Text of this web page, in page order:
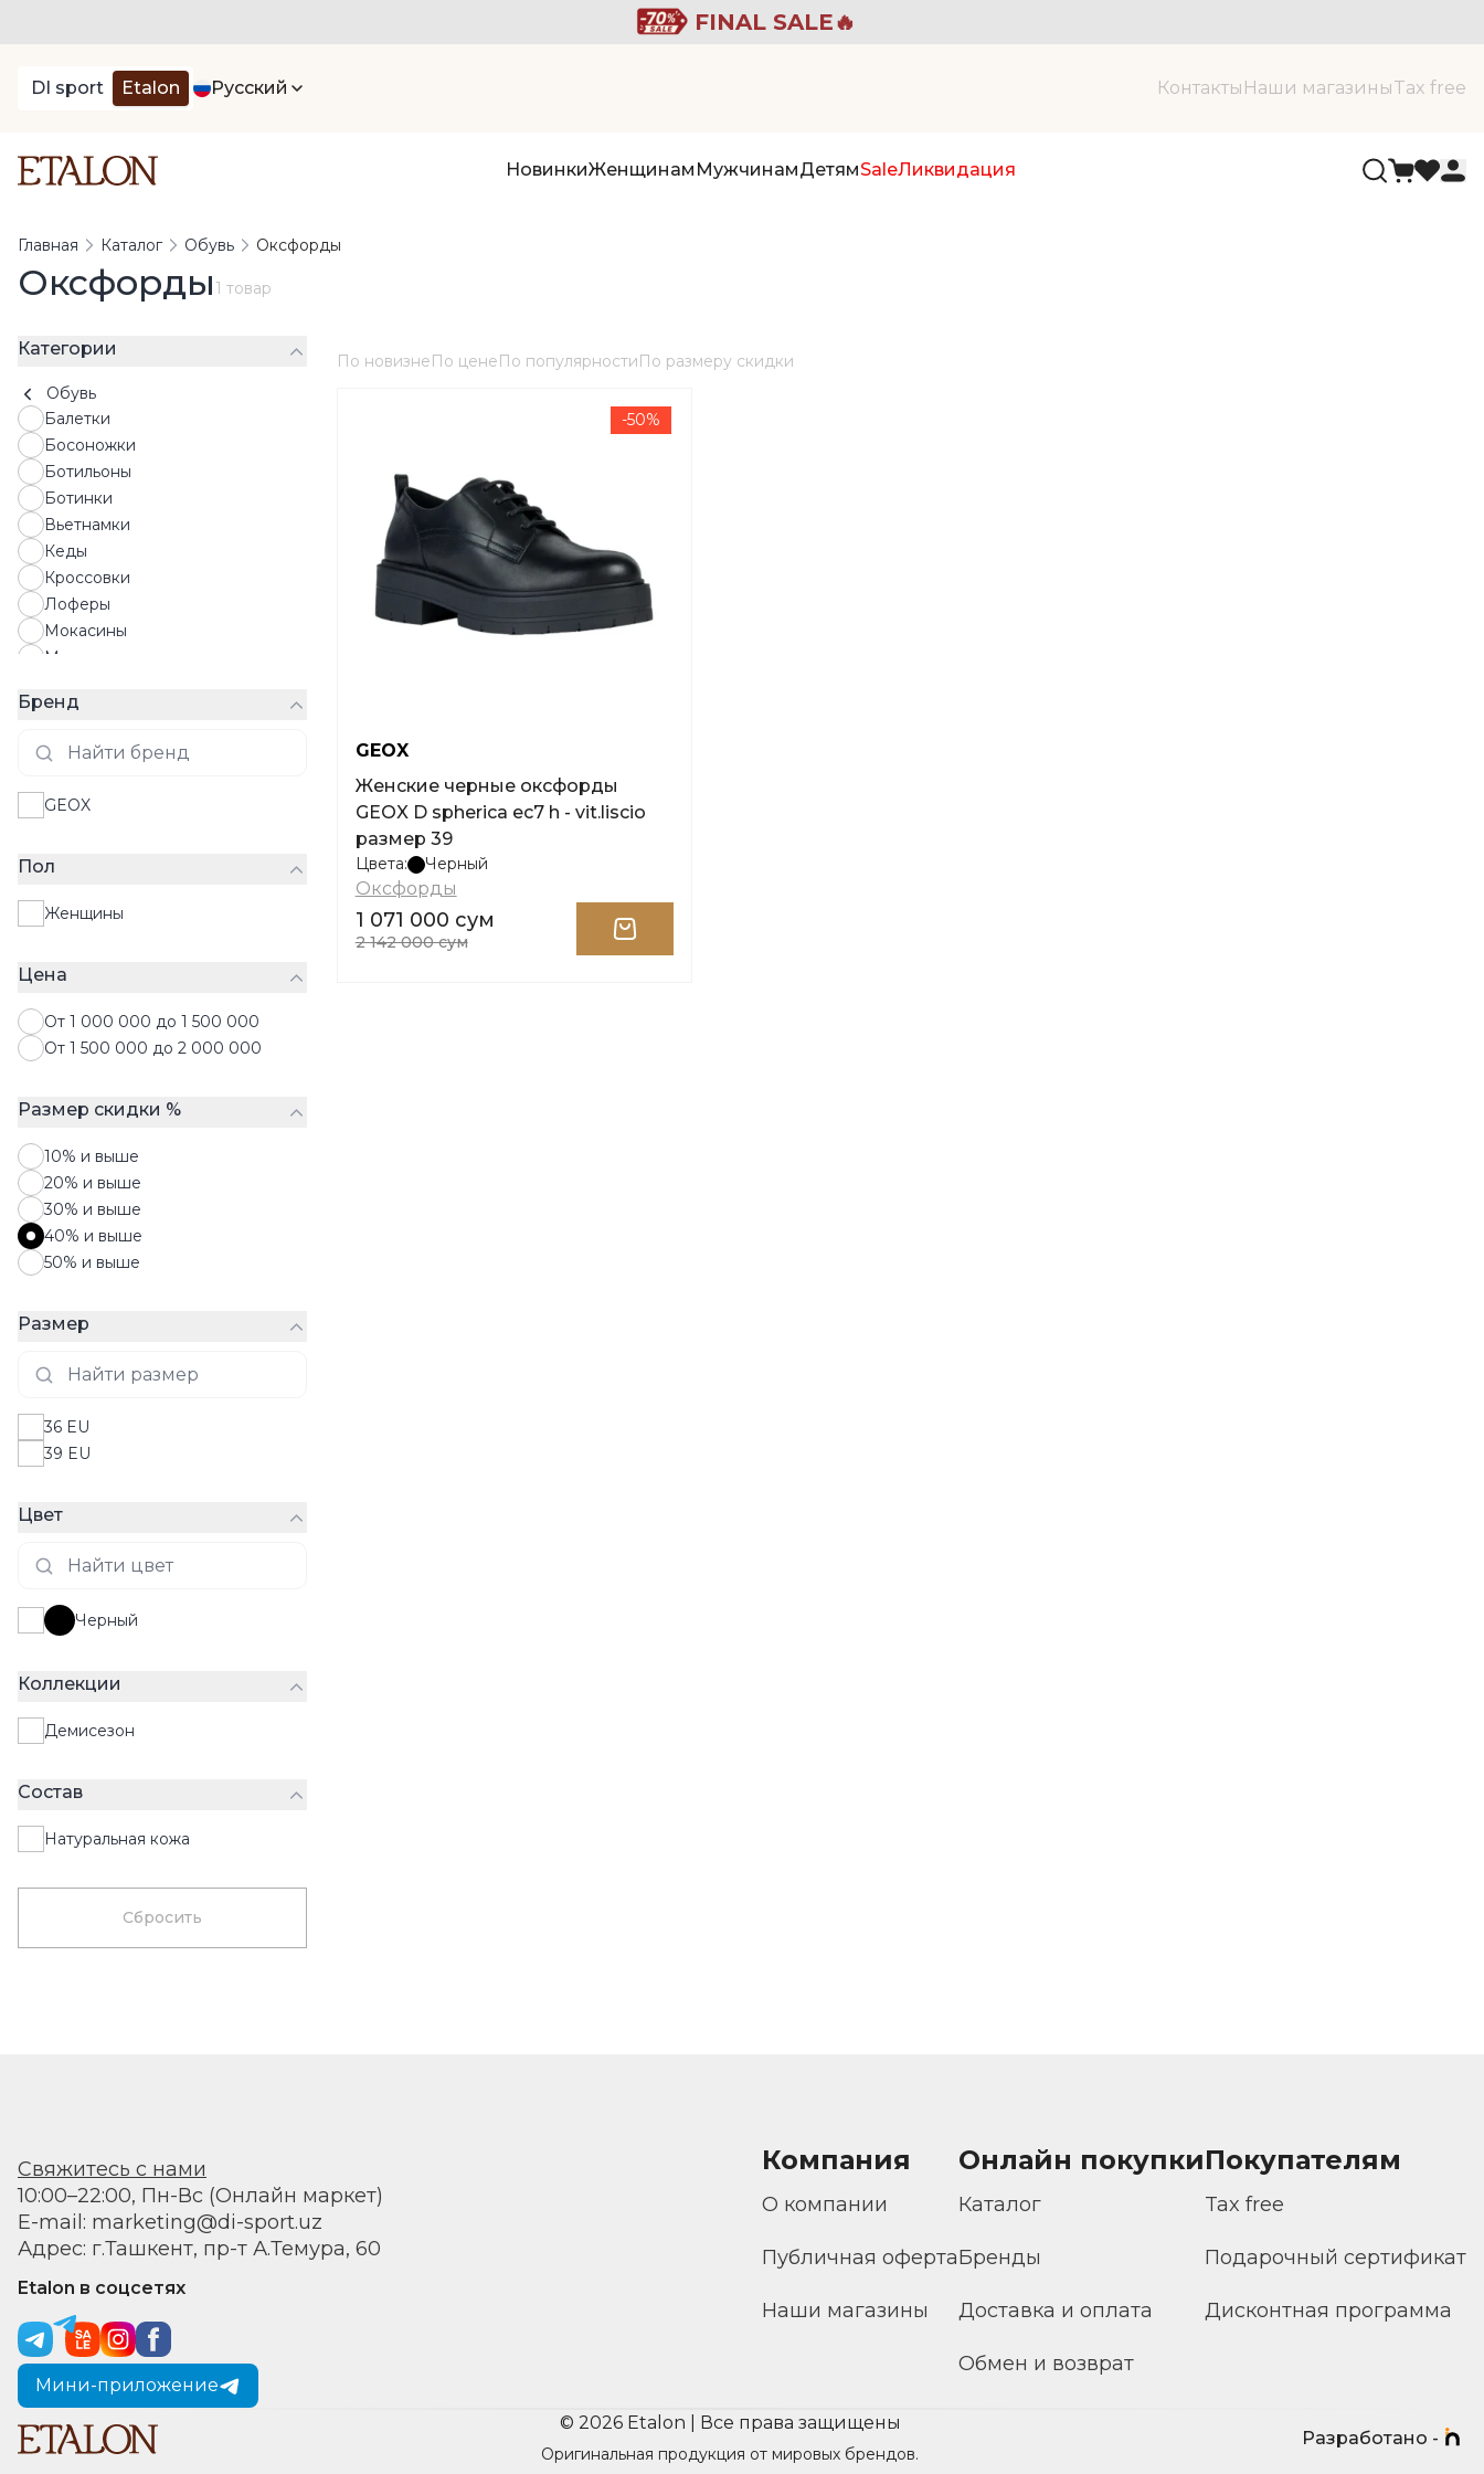
FINAL SALE🔥
DI sport Etalon Русский Контакты Наши магазиныTax free
НовинкиЖенщинам МужчинамДетямSaleЛиквидация
Главная Каталог Обувь Оксфорды
Оксфорды1 товар
Категории
Обувь
Балетки
Босоножки
Ботильоны
Ботинки
Вьетнамки
Кеды
Кроссовки
Лоферы
Мокасины
Мюли
Сандалии
Слипоны
Туфли
Эспадрильи
Бренд
GEOX
Пол
Женщины
Цена
От 1 000 000 до 1 500 000
От 1 500 000 до 2 000 000
Размер скидки %
10% и выше
20% и выше
30% и выше
40% и выше
50% и выше
Размер
36 EU
39 EU
Цвет
Черный
Коллекции
Демисезон
Состав
Натуральная кожа
Сбросить
По новизнеПо ценеПо популярностиПо размеру скидки
-50%
GEOX
Женские черные оксфорды
GEOX D spherica ec7 h - vit.liscio
размер 39
Цвета: Черный
Оксфорды
1 071 000 сум
2 142 000 сум
Свяжитесь с нами
10:00–22:00, Пн-Вс (Онлайн маркет)
E-mail: marketing@di-sport.uz
Адрес: г.Ташкент, пр-т А.Темура, 60
Etalon в соцсетях
Мини-приложение
Компания
О компании
Публичная оферта
Наши магазины
Онлайн покупки
Каталог
Бренды
Доставка и оплата
Обмен и возврат
Покупателям
Tax free
Подарочный сертификат
Дисконтная программа
© 2026 Etalon | Все права защищены
Оригинальная продукция от мировых брендов.
Разработано -